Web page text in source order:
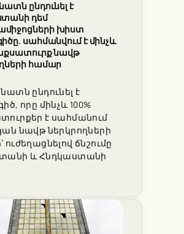
ընդունել է
դեմ
խիստ
սահմանվում է մինչև
նավթ
համար
ընդունել է
որը մինչև 100%
է սահմանում
նավթ ներկրողների
ուժեղացնելով ճնշումը
և Հնդկաստանի